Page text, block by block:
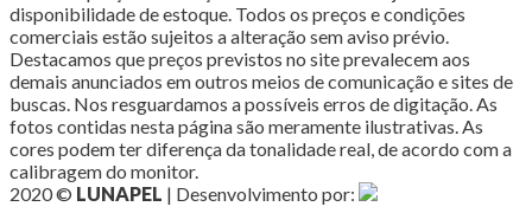
disponibilidade de estoque. Todos os preços e condições
comerciais estão sujeitos a alteração sem aviso prévio.
Destacamos que preços previstos no site prevalecem aos
demais anunciados em outros meios de comunicação e sites de
buscas. Nos resguardamos a possíveis erros de digitação. As
fotos contidas nesta página são meramente ilustrativas. As
cores podem ter diferença da tonalidade real, de acordo com a
calibragem do monitor.
2020 © LUNAPEL | Desenvolvimento por: